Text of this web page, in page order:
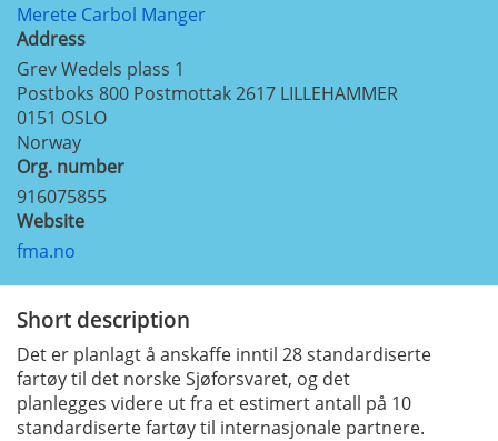
Merete Carbol Manger
Address
Grev Wedels plass 1
Postboks 800 Postmottak 2617 LILLEHAMMER
0151 OSLO
Norway
Org. number
916075855
Website
fma.no
Short description
Det er planlagtå anskaffe inntil 28 standardiserte
fartøytil det norske Sjøforsvaret, og det
planlegges videre ut fra et estimert antall på 10
standardiserte fartøy til internasjonale partnere.